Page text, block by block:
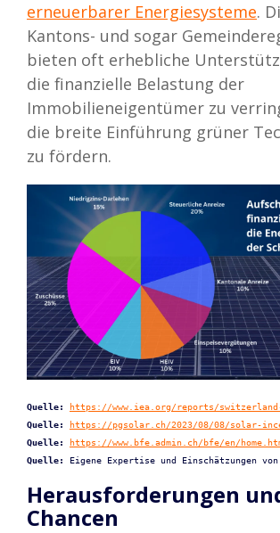
erneuerbarer Energiesysteme.
Kantons- und sogar
bieten oft erhebliche
die finanzielle Belastung der
Immobilieneigentümer zu
die breite Einführung grüner
zu fördern.
Quelle: https://www.iea.org/reports/
Quelle: https://pgsolar.ch/2023/08/08/solar-
Quelle:
https://www.bfe.admin.ch/bfe/en/
Quelle:
Eigene Expertise und Einschätzungen von
Herausforderungen
Chancen